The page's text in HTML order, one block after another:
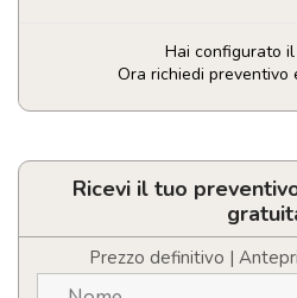
Hai configurato
Ora richiedi preventivo
Tazza
vetro
borosilicato
alberi
Ricevi il tuo
Prezzo definitivo |